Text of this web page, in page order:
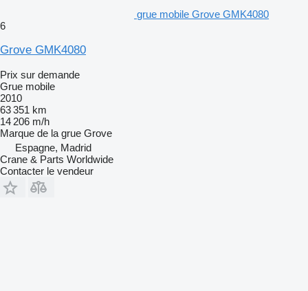
grue mobile Grove GMK4080
6
Grove GMK4080
Prix sur demande
Grue mobile
2010
63 351 km
14 206 m/h
Marque de la grue Grove
Espagne, Madrid
Crane & Parts Worldwide
Contacter le vendeur